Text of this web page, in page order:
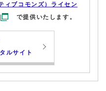
ィブコモンズ）ライセン
で提供いたします。
ルサイト